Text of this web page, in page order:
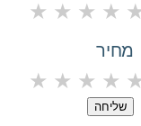
★ ★ ★ ★
מחיר
★ ★ ★ ★
שליחה